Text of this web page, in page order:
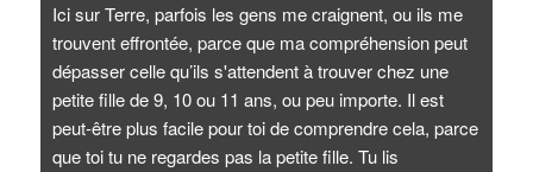
Ici sur Terre, parfois les gens me craignent, ou ils me
trouvent effrontée, parce que ma compréhension peut
dépasser celle qu’ils s'attendent à trouver chez une
petite fille de 9, 10 ou 11 ans, ou peu importe. Il est
peut-être plus facile pour toi de comprendre cela, parce
que toi tu ne regardes pas la petite fille. Tu lis